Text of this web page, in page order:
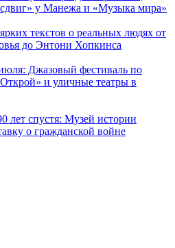
у Манежа и «Музыка мира»
текстов о реальных людях от
до Энтони Хопкинса
Джазовый фестиваль по
и уличные театры в
лет спустя: Музей истории
о гражданской войне